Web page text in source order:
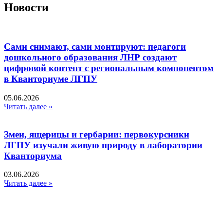
Новости
Сами снимают, сами монтируют: педагоги
дошкольного образования ЛНР создают
цифровой контент с региональным компонентом
в Кванториуме ЛГПУ​
05.06.2026
Читать далее »
Змеи, ящерицы и гербарии: первокурсники
ЛГПУ изучали живую природу в лаборатории
Кванториума
03.06.2026
Читать далее »